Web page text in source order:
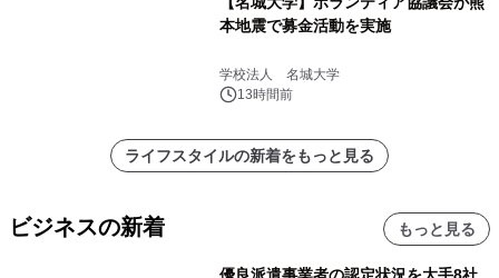
本地震で募金活動を実施
学校法人 名城大学
13時間前
ライフスタイルの新着をもっと見る
ビジネスの新着 もっと見る